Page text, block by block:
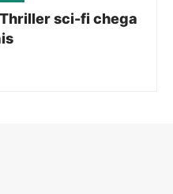
Thriller sci-fi chega